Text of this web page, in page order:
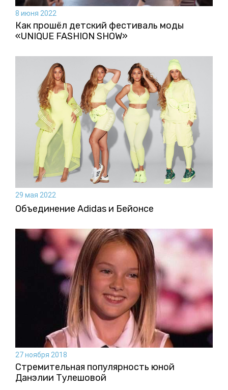
8 июня 2022
Как прошёл детский фестиваль моды
«UNIQUE FASHION SHOW»
29 мая 2022
Объединение Adidas и Бейонсе
27 ноября 2018
Стремительная популярность юной
Данэлии Тулешовой